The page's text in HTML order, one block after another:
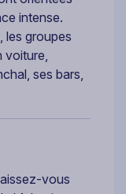
intense.
les groupes
voiture,
ses bars,
vous